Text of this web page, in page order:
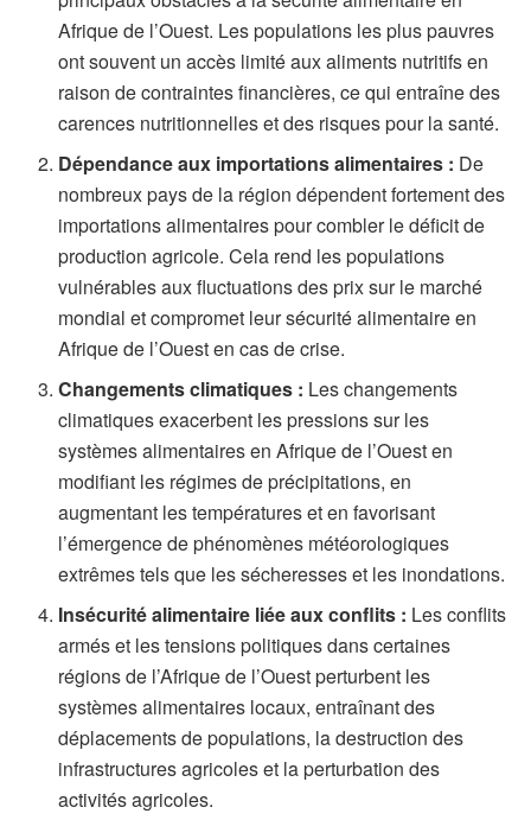
Afrique de l’Ouest. Les populations les plus pauvres
ont souvent un accès limité aux aliments nutritifs en
raison de contraintes financières, ce qui entraîne des
carences nutritionnelles et des risques pour la santé.
Dépendance aux importations alimentaires : De
nombreux pays de la région dépendent fortement des
importations alimentaires pour combler le déficit de
production agricole. Cela rend les populations
vulnérables aux fluctuations des prix sur le marché
mondial et compromet leur sécurité alimentaire en
Afrique de l’Ouest en cas de crise.
Changements climatiques : Les changements
climatiques exacerbent les pressions sur les
systèmes alimentaires en Afrique de l’Ouest en
modifiant les régimes de précipitations, en
augmentant les températures et en favorisant
l’émergence de phénomènes météorologiques
extrêmes tels que les sécheresses et les inondations.
Insécurité alimentaire liée aux conflits : Les conflits
armés et les tensions politiques dans certaines
régions de l’Afrique de l’Ouest perturbent les
systèmes alimentaires locaux, entraînant des
déplacements de populations, la destruction des
infrastructures agricoles et la perturbation des
activités agricoles.